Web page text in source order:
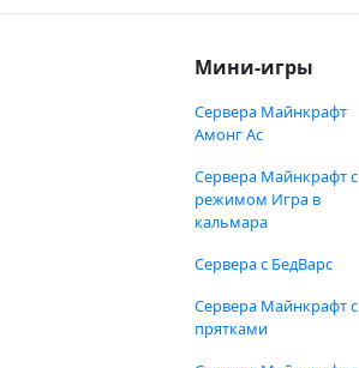
Мини-игры
Сервера Майнкрафт
Амонг Ас
Сервера Майнкрафт с
режимом Игра в
кальмара
Сервера с БедВарс
Сервера Майнкрафт с
прятками